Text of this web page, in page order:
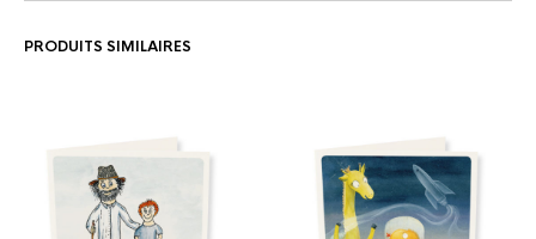
PRODUITS SIMILAIRES